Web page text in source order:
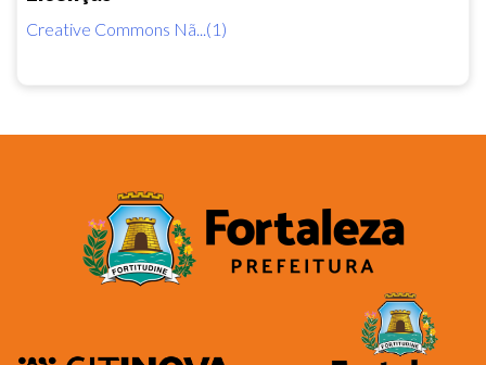
Creative Commons Nã...(1)